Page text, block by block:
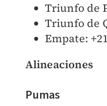
Triunfo de
Triunfo de
Empate:
Alineaciones
Pumas